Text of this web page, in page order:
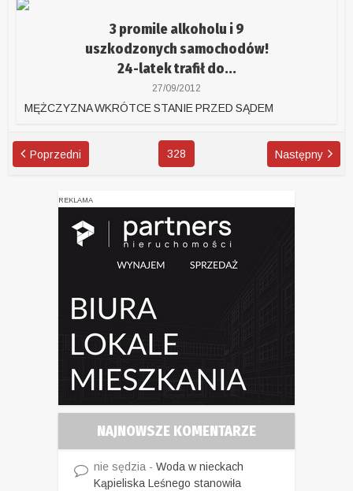
3 promile alkoholu i 9
uszkodzonych samochodów!
24-latek trafił do...
27/09/2012
MĘŻCZYZNA WKRÓTCE STANIE PRZED SĄDEM
Poprzedni 328 Następny
REKLAMA
NAJNOWSZE KOMENTARZE
nie sędzia - Woda w nieckach
Kąpieliska Leśnego stanowiła